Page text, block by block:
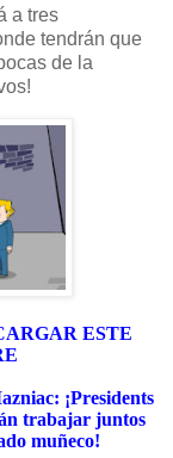
a tres
tendrán que
de la
ESTE
¡Presidents
trabajar juntos
muñeco!